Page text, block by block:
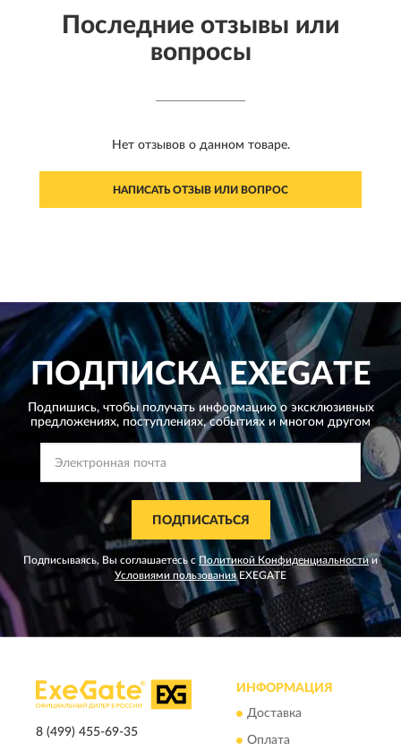
Последние отзывы или
вопросы
Нет отзывов о данном товаре.
НАПИСАТЬ ОТЗЫВ ИЛИ ВОПРОС
ПОДПИСКАEXEGATE
Подпишись, чтобы получать информацию о эксклюзивных
предложениях, поступлениях, событиях и многом другом
ПОДПИСАТЬСЯ
Подписываясь, Вы соглашаетесь сПолитикой Конфиденциальности и
Условиями пользованияEXEGATE
8 (499) 455-69-35
ИНФОРМАЦИЯ
Доставка
Оплата